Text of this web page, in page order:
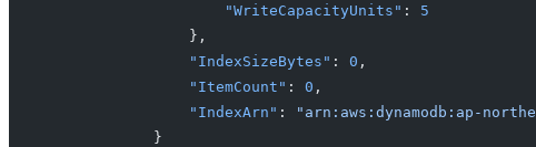
                    "WriteCapacityUnits"
: 5
                },
                "IndexSizeBytes"
: 0 ,
                "ItemCount"
: 0 ,
                "IndexArn"
:
"arn:aws:dynamodb:ap-
            }